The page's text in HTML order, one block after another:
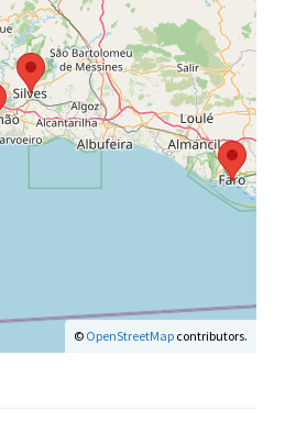
© OpenStreetMap contributors.